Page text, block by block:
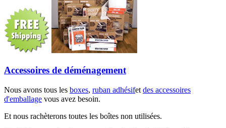
Accessoires de déménagement
Nous avons tous les boxes, ruban adhésifet des accessoires
d'emballage vous avez besoin.
Et nous rachèterons toutes les boîtes non utilisées.